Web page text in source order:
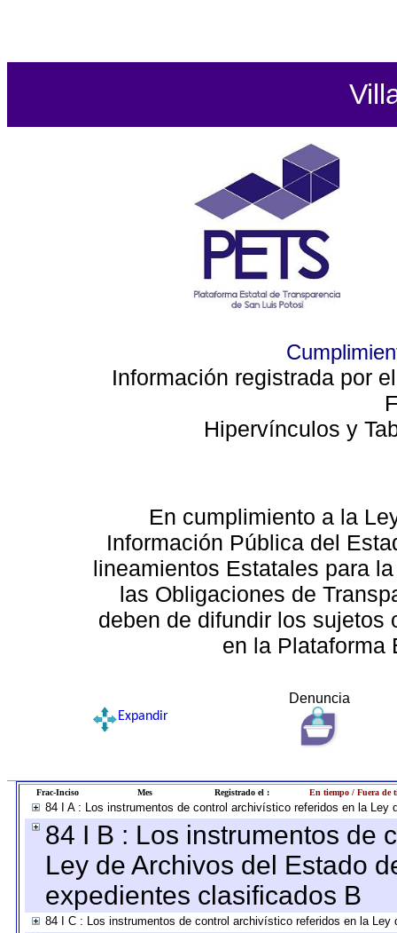
Información registrada por
Hipervínculos y
En cumplimiento a la
Información Pública del
lineamientos Estatales para
las Obligaciones de
deben de difundir los sujetos
en la Plataforma
Denuncia
Expandir
Frac-Inciso Mes Registrado el : En tiempo / Fuera de
84 I A : Los instrumentos de control archivístico referidos en la
84 I B : Los instrumentos de
Ley de Archivos del Estado
expedientes clasificados B
84 I C : Los instrumentos de control archivístico referidos en la